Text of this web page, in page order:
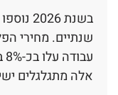
בשנת
אלה מתגלגלים